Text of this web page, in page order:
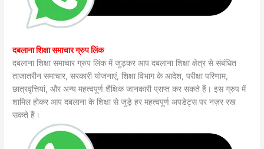
दबलाना शिक्षा समाचार ग्रुप लिंक
दबलाना शिक्षा समाचार ग्रुप लिंक में जुड़कर आप दबलाना शिक्षा क्षेत्र से संबंधित
ताजातरीन समाचार, सरकारी योजनाएं, शिक्षा विभाग के आदेश, परीक्षा परिणाम,
छात्रवृत्तियां, और अन्य महत्वपूर्ण शैक्षिक जानकारी प्राप्त कर सकते हैं। इस ग्रुप में
शामिल होकर आप दबलाना के शिक्षा से जुड़े हर महत्वपूर्ण अपडेट्स पर नज़र रख
सकते हैं।